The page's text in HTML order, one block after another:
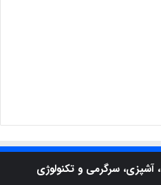
آشپزی، سرگرمی و تکنولوژی